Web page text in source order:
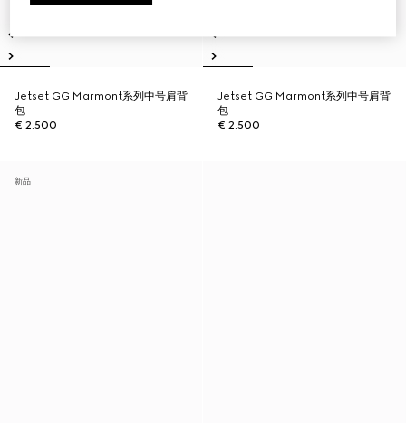
Jetset GG Marmont系列中号肩背
包
€ 2.500
Jetset GG Marmont系列中号肩背
包
€ 2.500
新品